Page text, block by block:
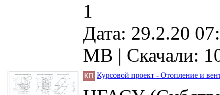
1
Дата: 29.2.20
MB | Скачали:
Курсовой проект - Отопление и